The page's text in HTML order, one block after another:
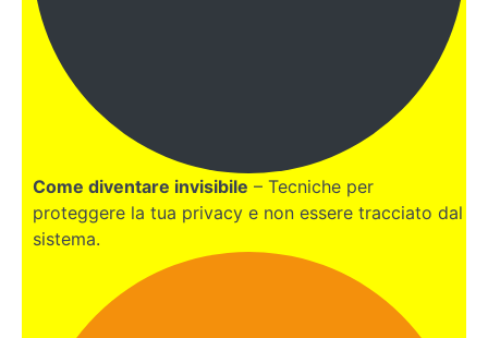
EGITTO
COSTA
PERU'
Come diventare invisibile – Tecniche per
proteggere la tua privacy e non essere tracciato dal
sistema.